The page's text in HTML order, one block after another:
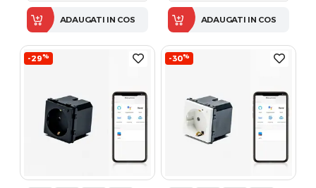
ADAUGATI IN COS ADAUGATI IN COS
-29% -30%